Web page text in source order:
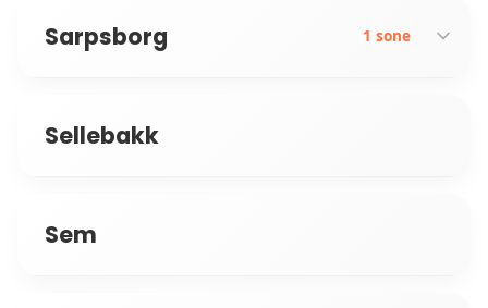
Sarpsborg 1 sone
Valaskjold
Sellebakk
Sem